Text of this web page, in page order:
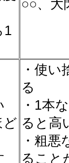
1
○○、大
ど
・使
る
・1本
ると高
・粗
ること